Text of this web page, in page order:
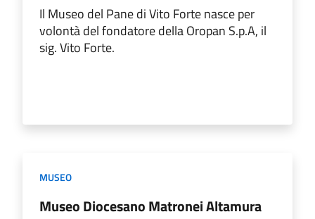
Il Museo del Pane di Vito Forte nasce per
volontà del fondatore della Oropan S.p.A, il
sig. Vito Forte.
MUSEO
Museo Diocesano Matronei Altamura